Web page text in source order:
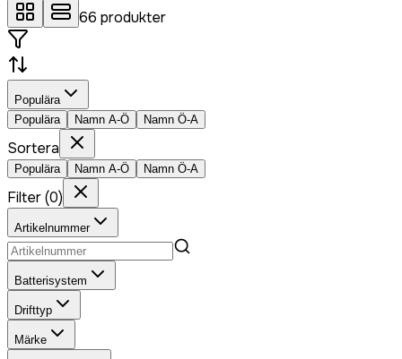
66 produkter
Populära
Populära
Namn A-Ö Namn Ö-A
Sortera
Populära Namn A-Ö Namn Ö-A
Filter(0)
Artikelnummer
Batterisystem
Drifttyp
Märke